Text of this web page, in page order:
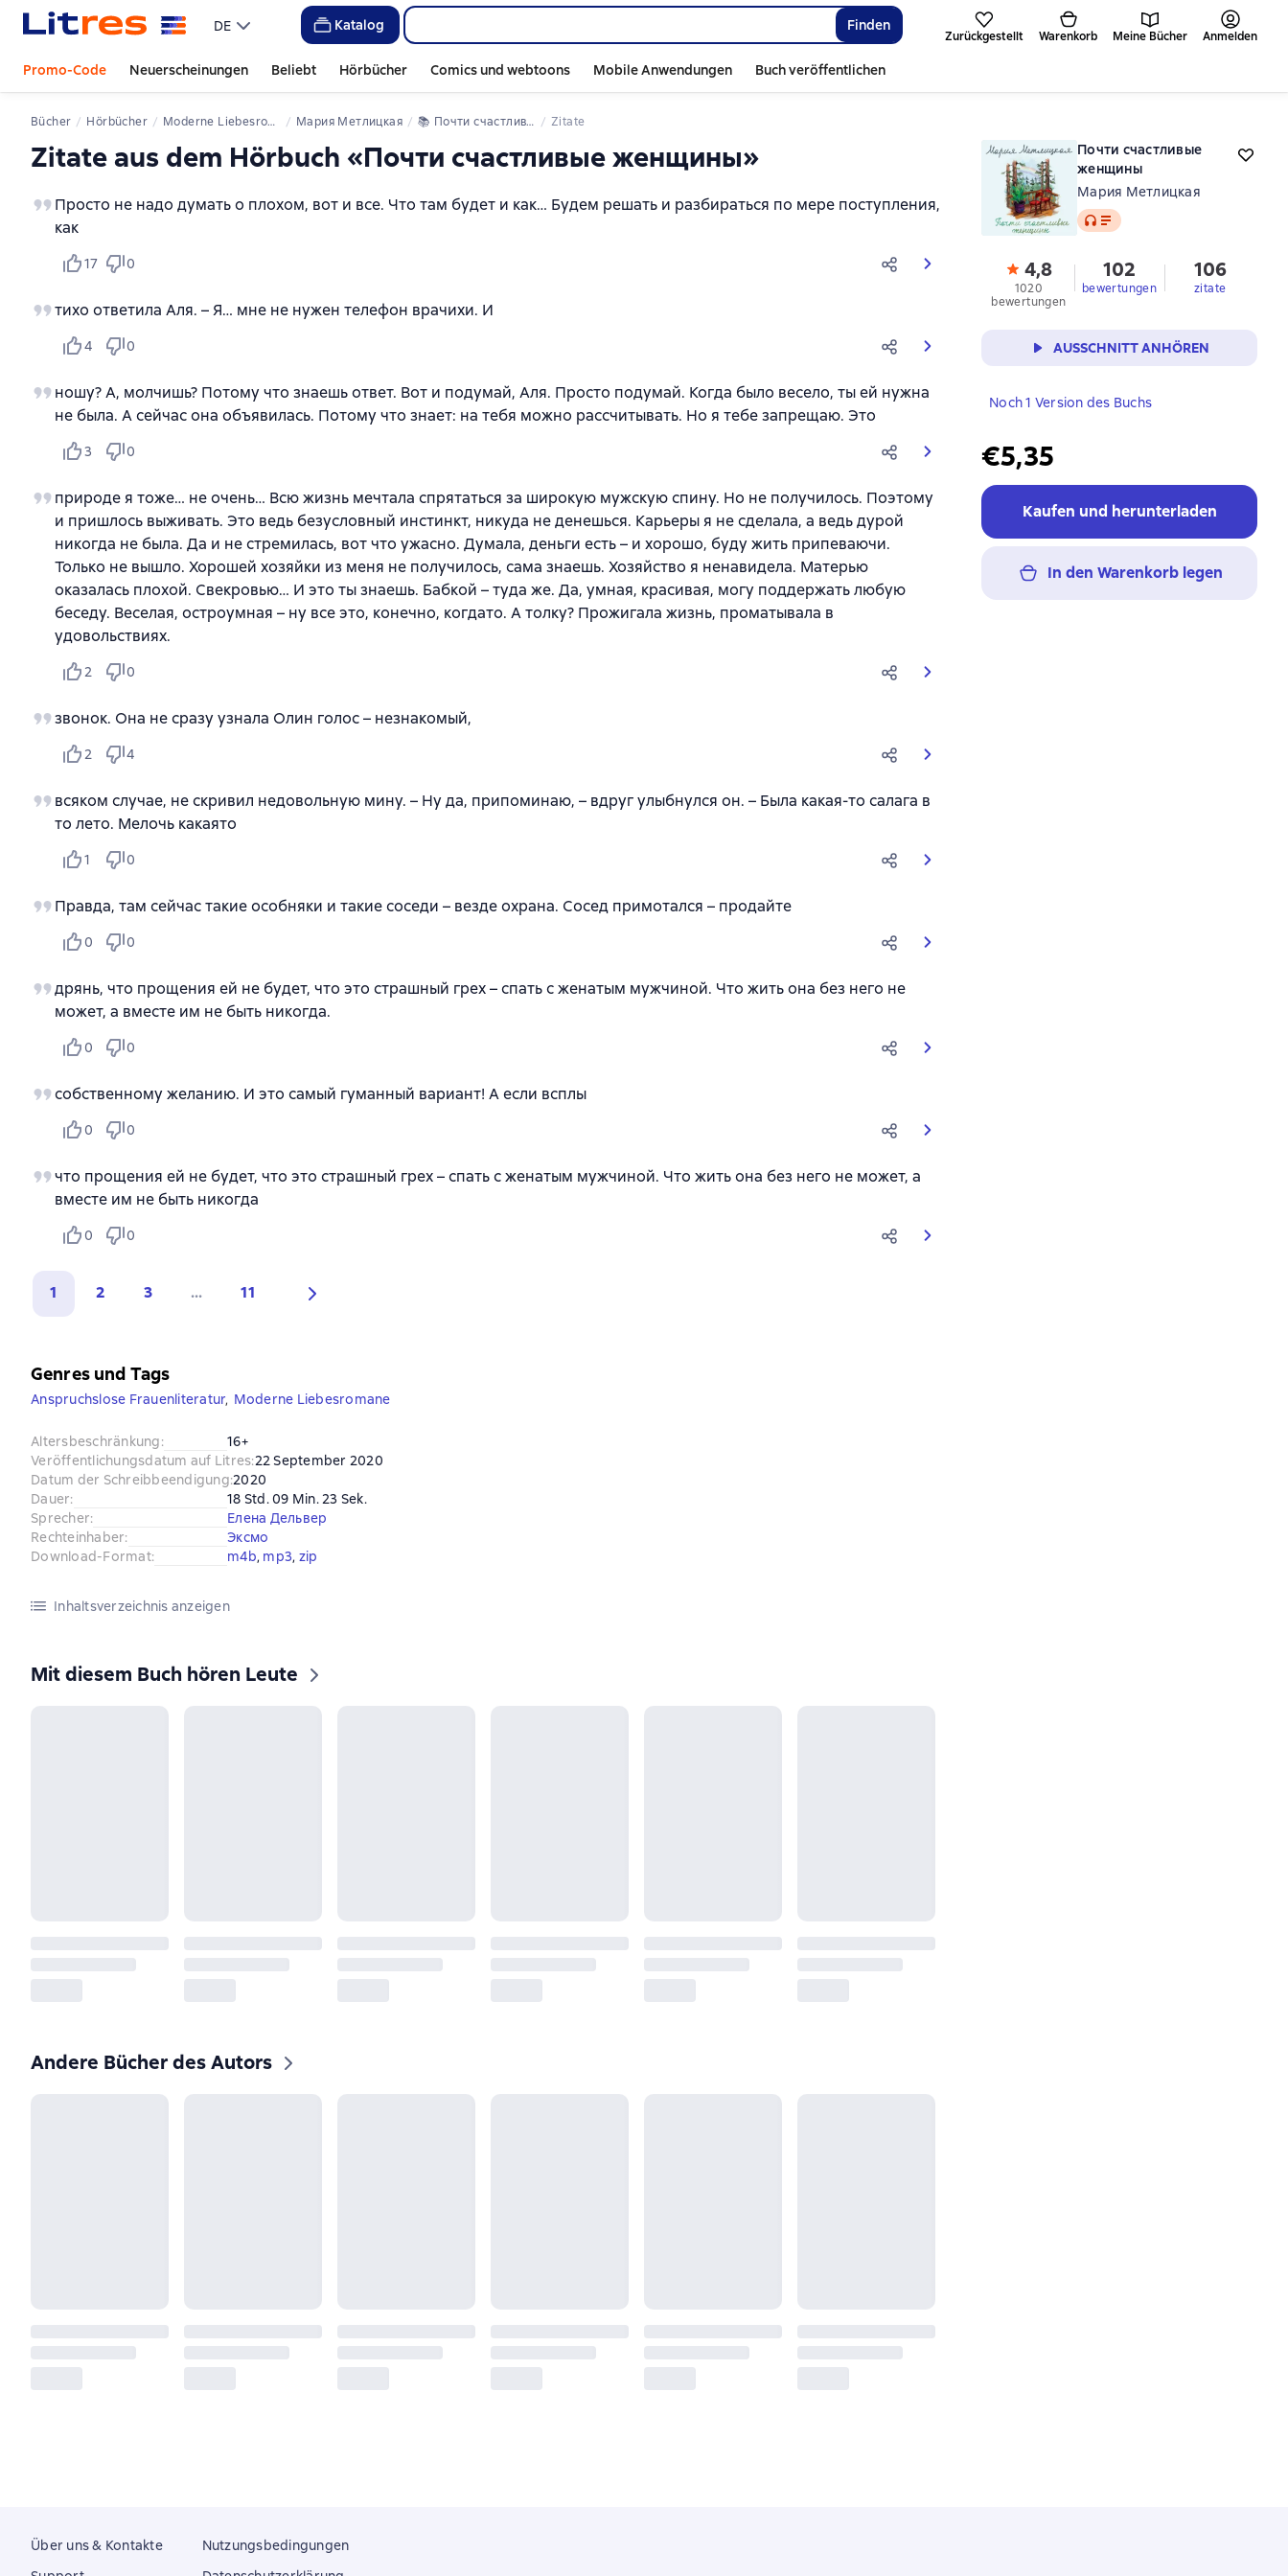
DE Katalog Finden
Zurückgestellt Warenkorb Meine Bücher Anmelden
Promo-Code Neuerscheinungen Beliebt Hörbücher Comics und webtoons Mobile Anwendungen Buch veröffentlichen
Bücher Hörbücher Moderne Liebesromane Мария Метлицкая 📚 Почти счастливые женщины Zitate
Zitate aus dem Hörbuch «Почти счастливые женщины»
Просто не надо думать о плохом, вот и все. Что там будет и как… Будем решать и разбираться по мере поступления,
как
17 0
тихо ответила Аля. – Я… мне не нужен телефон врачихи. И
4 0
ношу? А, молчишь? Потому что знаешь ответ. Вот и подумай, Аля. Просто подумай. Когда было весело, ты ей нужна
не была. А сейчас она объявилась. Потому что знает: на тебя можно рассчитывать. Но я тебе запрещаю. Это
3 0
природе я тоже… не очень… Всю жизнь мечтала спрятаться за широкую мужскую спину. Но не получилось. Поэтому
и пришлось выживать. Это ведь безусловный инстинкт, никуда не денешься. Карьеры я не сделала, а ведь дурой
никогда не была. Да и не стремилась, вот что ужасно. Думала, деньги есть – и хорошо, буду жить припеваючи.
Только не вышло. Хорошей хозяйки из меня не получилось, сама знаешь. Хозяйство я ненавидела. Матерью
оказалась плохой. Свекровью… И это ты знаешь. Бабкой – туда же. Да, умная, красивая, могу поддержать любую
беседу. Веселая, остроумная – ну все это, конечно, когдато. А толку? Прожигала жизнь, проматывала в
удовольствиях.
2 0
звонок. Она не сразу узнала Олин голос – незнакомый,
2 4
всяком случае, не скривил недовольную мину. – Ну да, припоминаю, – вдруг улыбнулся он. – Была какая-то салага в
то лето. Мелочь какаято
1 0
Правда, там сейчас такие особняки и такие соседи – везде охрана. Сосед примотался – продайте
0 0
дрянь, что прощения ей не будет, что это страшный грех – спать с женатым мужчиной. Что жить она без него не
может, а вместе им не быть никогда.
0 0
собственному желанию. И это самый гуманный вариант! А если всплы
0 0
что прощения ей не будет, что это страшный грех – спать с женатым мужчиной. Что жить она без него не может, а
вместе им не быть никогда
0 0
1 2 3 ... 11
Почти счастливые
женщины
Мария Метлицкая
Audio
4,8
1020
bewertungen
102
bewertungen
106
zitate
AUSSCHNITT ANHÖREN
Noch 1 Version des Buchs
€5,35
Kaufen und herunterladen
In den Warenkorb legen
Genres und Tags
Anspruchslose Frauenliteratur, Moderne Liebesromane
Altersbeschränkung:
16+
Veröffentlichungsdatum auf Litres:22 September 2020
Datum der Schreibbeendigung:2020
Dauer:
18 Std. 09 Min. 23 Sek.
Sprecher:
Елена Дельвер
Rechteinhaber:
Эксмо
Download-Format: m4b, mp3, zip
Inhaltsverzeichnis anzeigen
Mit diesem Buch hören Leute
Andere Bücher des Autors
Über uns & Kontakte
Nutzungsbedingungen